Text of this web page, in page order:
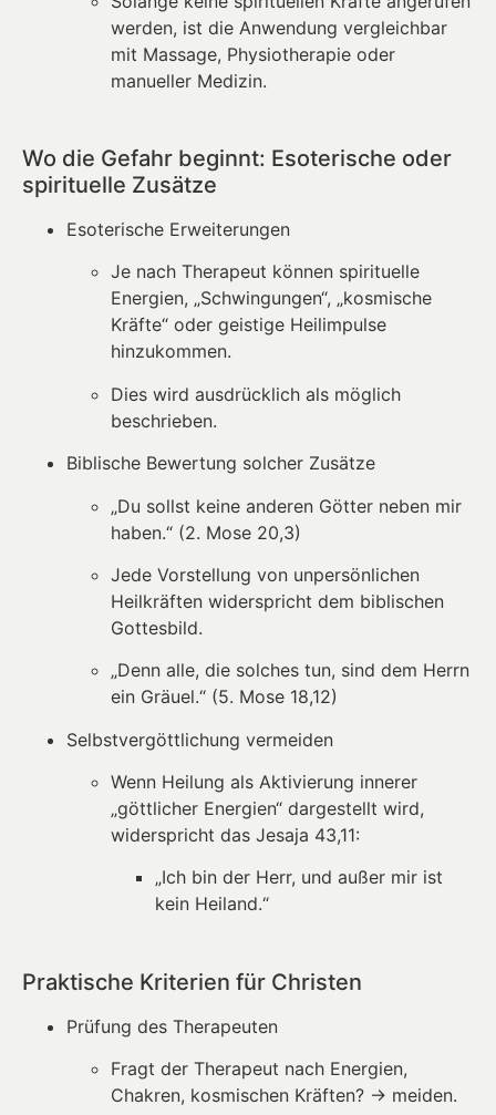
werden, ist die Anwendung vergleichbar
mit Massage, Physiotherapie oder
manueller Medizin.
Wo die Gefahr beginnt: Esoterische oder
spirituelle Zusätze
Esoterische Erweiterungen
Je nach Therapeut können spirituelle
Energien, „Schwingungen“, „kosmische
Kräfte“ oder geistige Heilimpulse
hinzukommen.
Dies wird ausdrücklich als möglich
beschrieben.
Biblische Bewertung solcher Zusätze
„Du sollst keine anderen Götter neben mir
haben.“ (2. Mose 20,3)
Jede Vorstellung von unpersönlichen
Heilkräften widerspricht dem biblischen
Gottesbild.
„Denn alle, die solches tun, sind dem Herrn
ein Gräuel.“ (5. Mose 18,12)
Selbstvergöttlichung vermeiden
Wenn Heilung als Aktivierung innerer
„göttlicher Energien“ dargestellt wird,
widerspricht das Jesaja 43,11:
„Ich bin der Herr, und außer mir ist
kein Heiland.“
Praktische Kriterien für Christen
Prüfung des Therapeuten
Fragt der Therapeut nach Energien,
Chakren, kosmischen Kräften? → meiden.